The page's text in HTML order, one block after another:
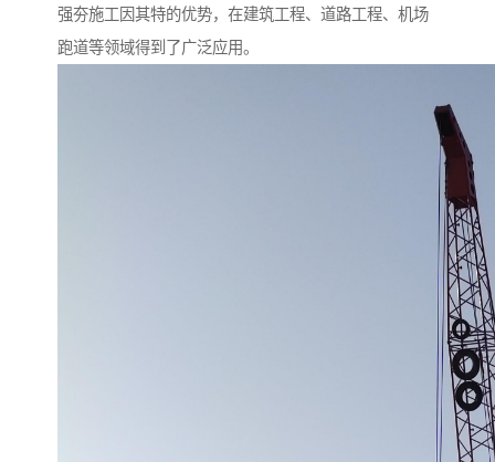
强夯施工因其特的优势，在建筑工程、道路工程、机场
跑道等领域得到了广泛应用。